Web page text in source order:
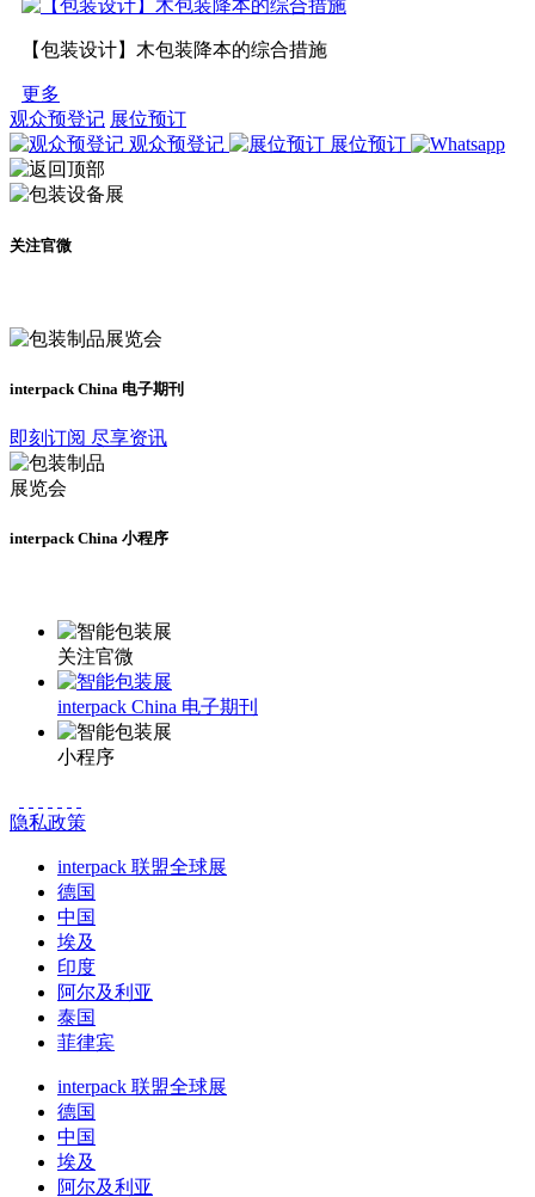
【包装设计】木包装降本的综合措施
更多
观众预登记 展位预订
观众预登记
展位预订
关注官微
interpack China 电子期刊
即刻订阅 尽享资讯
interpack China 小程序
关注官微
interpack China 电子期刊
小程序
隐私政策
interpack 联盟全球展
德国
中国
埃及
印度
阿尔及利亚
泰国
菲律宾
interpack 联盟全球展
德国
中国
埃及
阿尔及利亚